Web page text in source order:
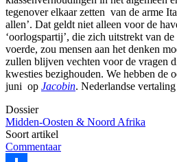
tegenover elkaar zetten van de arme
allen’. Dat geldt niet alleen voor de
‘oorlogspartij’, die zich uitstrekt van
voerde, zou mensen aan het denken
zullen blijven vechten voor de vragen
kwesties bezighouden. We hebben de
juni op Jacobin. Nederlandse
Dossier
Midden-Oosten & Noord Afrika
Soort artikel
Commentaar